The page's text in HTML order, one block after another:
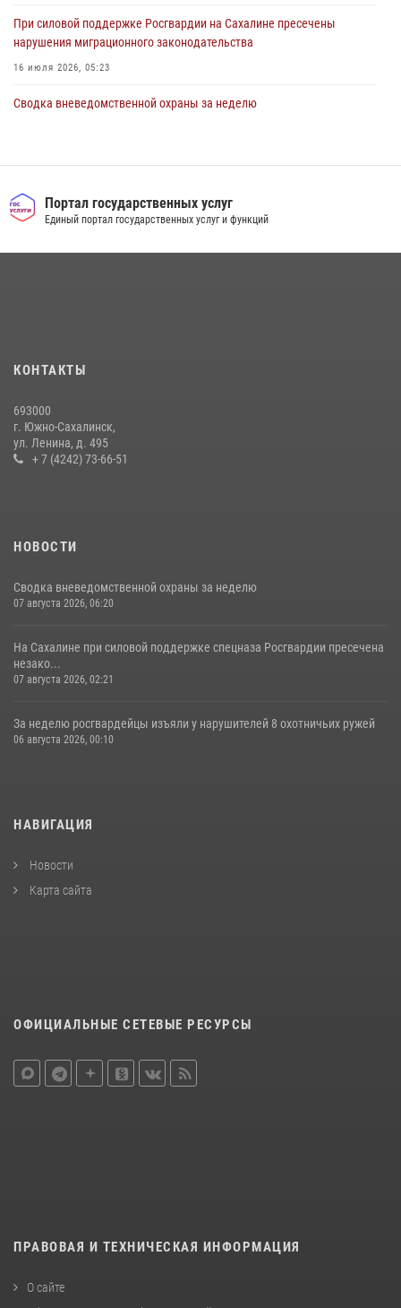
При силовой поддержке Росгвардии на Сахалине пресечены
нарушения миграционного законодательства
16 июля 2026, 05:23
Сводка вневедомственной охраны за неделю
В Управлении Росгвардии по Сахалинской области прошли учебно-
пунктов
30 июля 2026, 07:18 2
Портал государственных услуг
Единый портал государственных услуг и функций
КОНТАКТЫ
693000
г. Южно-Сахалинск,
ул. Ленина, д. 495
+ 7 (4242) 73-66-51
НОВОСТИ
Сводка вневедомственной охраны за неделю
07 августа 2026, 06:20
На Сахалине при силовой поддержке спецназа Росгвардии пресечена
незако...
07 августа 2026, 02:21
За неделю росгвардейцы изъяли у нарушителей 8 охотничьих ружей
06 августа 2026, 00:10
НАВИГАЦИЯ
Новости
Карта сайта
ОФИЦИАЛЬНЫЕ СЕТЕВЫЕ РЕСУРСЫ
ПРАВОВАЯ И ТЕХНИЧЕСКАЯ ИНФОРМАЦИЯ
О сайте